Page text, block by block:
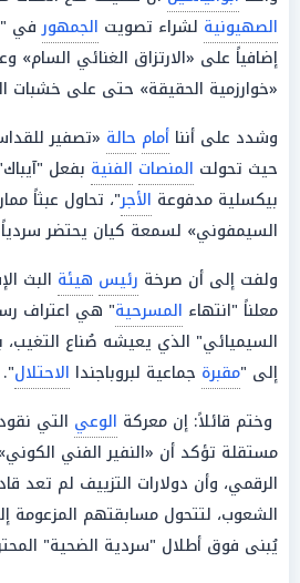
الصهيونية لشراء تصويت الجمهورفي
إضافياً على «الارتزاق الغنائي السام»
«خوارزمية الحقيقة» حتى على خشبات
وشدد على أننا أمام حالة «تصفير
حيث تحولت المنصات الفنية بفعل
بيكسلية مدفوعة الأجر"، تحاول عبثاً
السيمفوني» لسمعة كيان يحتضر سردياً
ولفت إلى أن صرخة رئيس هيئة البث
معلناً "انتهاء المسرحية" هي اعتراف
السيميائي" الذي يعيشه صُناع
إلى "مقبرة جماعية لبروباجندا الاحتلال".
وختم قائلاً: إن معركة الوعي التي
مستقلة تؤكد أن «النفير الفني
الرقمي، وأن دولارات التزييف لم تعد
الشعوب، لتتحول مسابقتهم المزعومة
يُبنى فوق أطلال "سردية الضحية"